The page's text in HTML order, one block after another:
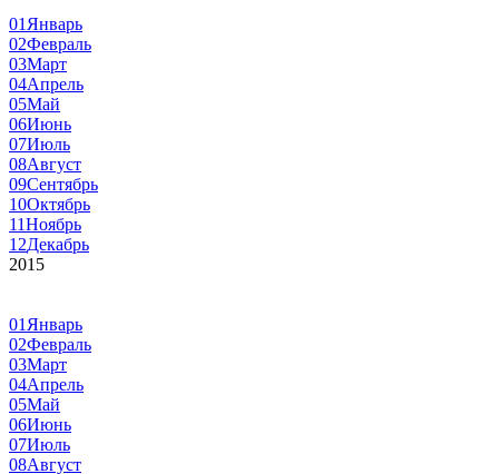
01 Январь
02Февраль
03Март
04Апрель
05Май
06Июнь
07Июль
08Август
09Сентябрь
10Октябрь
11Ноябрь
12Декабрь
2015
01 Январь
02Февраль
03Март
04Апрель
05Май
06Июнь
07Июль
08Август